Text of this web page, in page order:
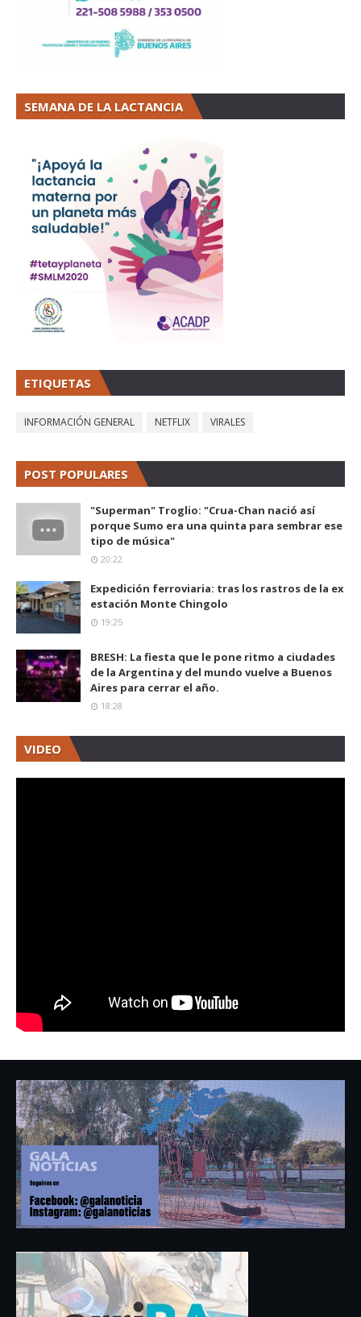
SEMANA DE LA LACTANCIA
ETIQUETAS
INFORMACIÓN GENERAL NETFLIX VIRALES
POST POPULARES
"Superman" Troglio: "Crua-Chan nació así
porque Sumo era una quinta para sembrar ese
tipo de música"
20:22
Expedición ferroviaria: tras los rastros de la ex
estación Monte Chingolo
19:25
BRESH: La fiesta que le pone ritmo a ciudades
de la Argentina y del mundo vuelve a Buenos
Aires para cerrar el año.
18:28
VIDEO